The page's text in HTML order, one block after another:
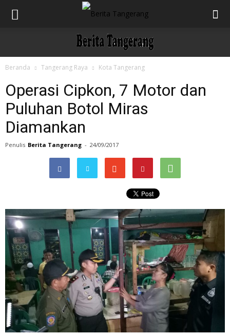
Beranda Tangerang Raya Kota Tangerang
Operasi Cipkon, 7 Motor dan
Puluhan Botol Miras
Diamankan
Penulis Berita Tangerang - 24/09/2017